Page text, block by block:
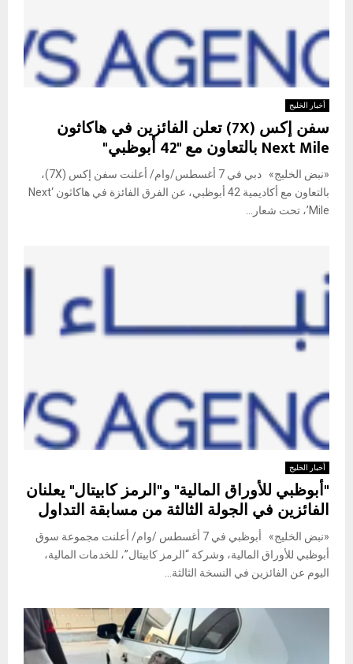
أخبار الخليج
سفن إكس (7X) تعلن الفائزين في هاكاثون
Next Mile بالتعاون مع "42 أبوظبي"
«نبض الخليج» دبي في 7 أغسطس/وام/ أعلنت سفن إكس (7X)،
بالتعاون مع أكاديمية 42 أبوظبي، عن الفرق الفائزة في هاكاثون ‘Next
Mile’، تحت شعار...
أخبار الخليج
"أبوظبي للأوراق المالية" و"الرمز كابيتال" يعلنان
الفائزين في الجولة الثالثة من مسابقة التداول
«نبض الخليج» أبوظبي في 7 أغسطس /وام/ أعلنت مجموعة سوق
أبوظبي للأوراق المالية، وشركة “الرمز كابيتال”، للخدمات المالية،
اليوم عن الفائزين في النسخة الثالثة...